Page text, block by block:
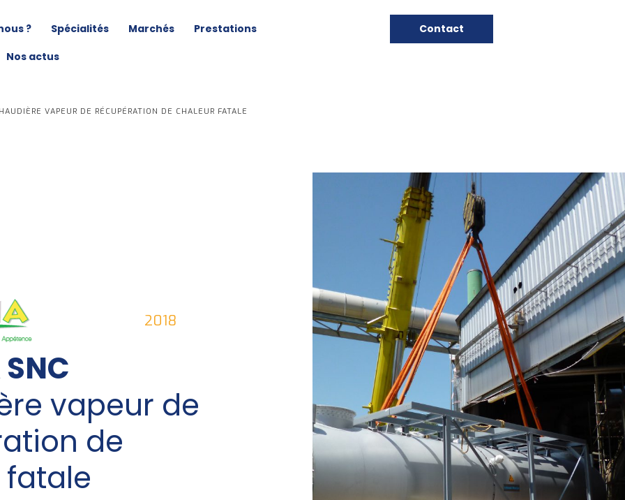
? Spécialités Marchés
Prestations
Nos actus
Contact
VAPEUR DE RÉCUPÉRATION DE CHALEUR FATALE
2018
vapeur de
de